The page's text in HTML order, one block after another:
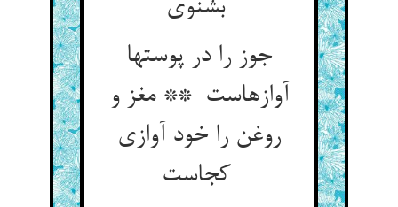
بشنوی
جوز را در پوستها
آوازهاست ** مغز و
روغن را خود آوازی
کجاست